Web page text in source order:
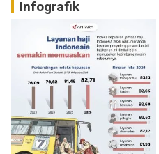
Infografik